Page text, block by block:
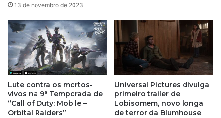
13 de novembro de 2023
Lute contra os mortos-
vivos na 9ª Temporada de
“Call of Duty: Mobile –
Orbital Raiders”
Universal Pictures divulga
primeiro trailer de
Lobisomem, novo longa
de terror da Blumhouse